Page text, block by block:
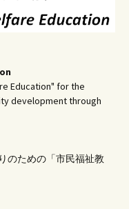
Education" for the
development through
のための「市民福祉教